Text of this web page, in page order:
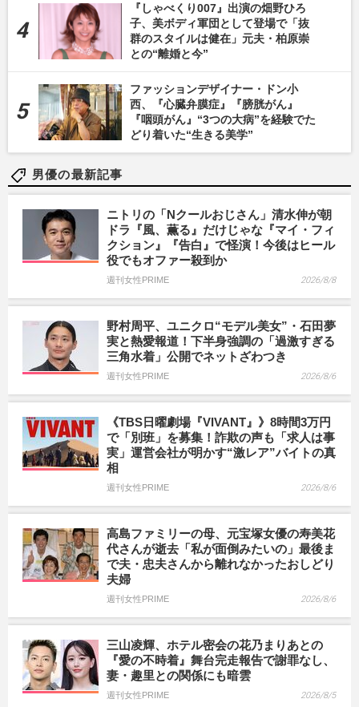
『しゃべくり007』出演の畑野ひろ
子、美ボディ軍団として登場で「抜
群のスタイルは健在」元夫・柏原崇
との“離婚と今”
ファッションデザイナー・ドン小
西、『心臓弁膜症』『膀胱がん』
『咽頭がん』“3つの大病”を経験でた
どり着いた“生きる美学”
男優の最新記事
ニトリの「Nクールおじさん」清水伸が朝
ドラ『風、薫る』だけじゃな『マイ・フィ
クション』『告白』で怪演！今後はヒール
役でもオファー殺到か
週刊女性PRIME 2026/8/8
野村周平、ユニクロ“モデル美女”・石田夢
実と熱愛報道！下半身強調の「過激すぎる
三角水着」公開でネットざわつき
週刊女性PRIME 2026/8/6
《TBS日曜劇場『VIVANT』》8時間3万円
で「別班」を募集！詐欺の声も「求人は事
実」運営会社が明かす“激レア”バイトの真
相
週刊女性PRIME 2026/8/6
高島ファミリーの母、元宝塚女優の寿美花
代さんが逝去「私が面倒みたいの」最後ま
で夫・忠夫さんから離れなかったおしどり
夫婦
週刊女性PRIME 2026/8/6
三山凌輝、ホテル密会の花乃まりあとの
『愛の不時着』舞台完走報告で謝罪なし、
妻・趣里との関係にも暗雲
週刊女性PRIME 2026/8/5